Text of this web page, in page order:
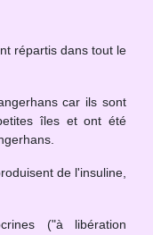
répartis dans tout le
car ils sont
îles et ont été
de l'insuline,
("à libération